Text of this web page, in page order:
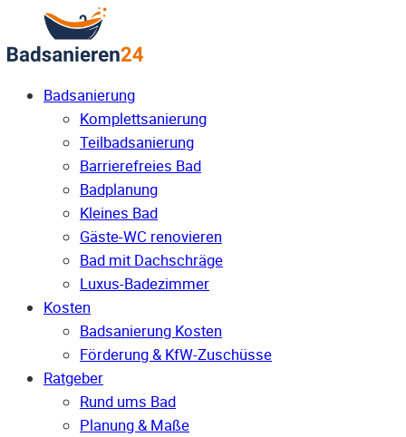
Badsanierung
Komplettsanierung
Teilbadsanierung
Barrierefreies Bad
Badplanung
Kleines Bad
Gäste-WC renovieren
Bad mit Dachschräge
Luxus-Badezimmer
Kosten
Badsanierung Kosten
Förderung & KfW-Zuschüsse
Ratgeber
Rund ums Bad
Planung & Maße